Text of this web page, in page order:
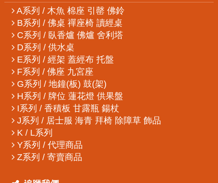
A系列 / 木魚 棉座 引罄 佛鈴
B系列 / 佛桌 禪座椅 讀經桌
C系列 / 臥香爐 佛爐 舍利塔
D系列 / 供水桌
E系列 / 經架 蓋經布 托盤
F系列 / 佛座 九宮座
G系列 / 地鐘(板) 鼓(架)
H系列 / 牌位 蓮花燈 供果盤
I系列 / 香積板 甘露瓶 鍚杖
J系列 / 居士服 海青 拜椅 除障草 飾品
K / L系列
Y系列 / 代理商品
Z系列 / 寄賣商品